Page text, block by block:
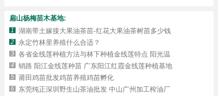
扁山杨梅苗木基地:
1 湖南带土嫁接大果油茶苗-红花大果油茶树苗多少钱
2 永定竹林里养殖什么合适？
3 各省金线莲种植方法与林下种植金线莲特点 阳光温
4 销路 阳江金线莲种苗 广东阳江红霞金线莲种植基地
5 莆田鸡苗批发鸡苗养殖鸡苗孵化
6 东莞纯正深圳野生山茶油批发 中山广州加工榨油厂